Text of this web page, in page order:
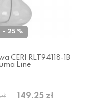
- 25 %
CERI RLT94118-1B
Line
149.25 zł